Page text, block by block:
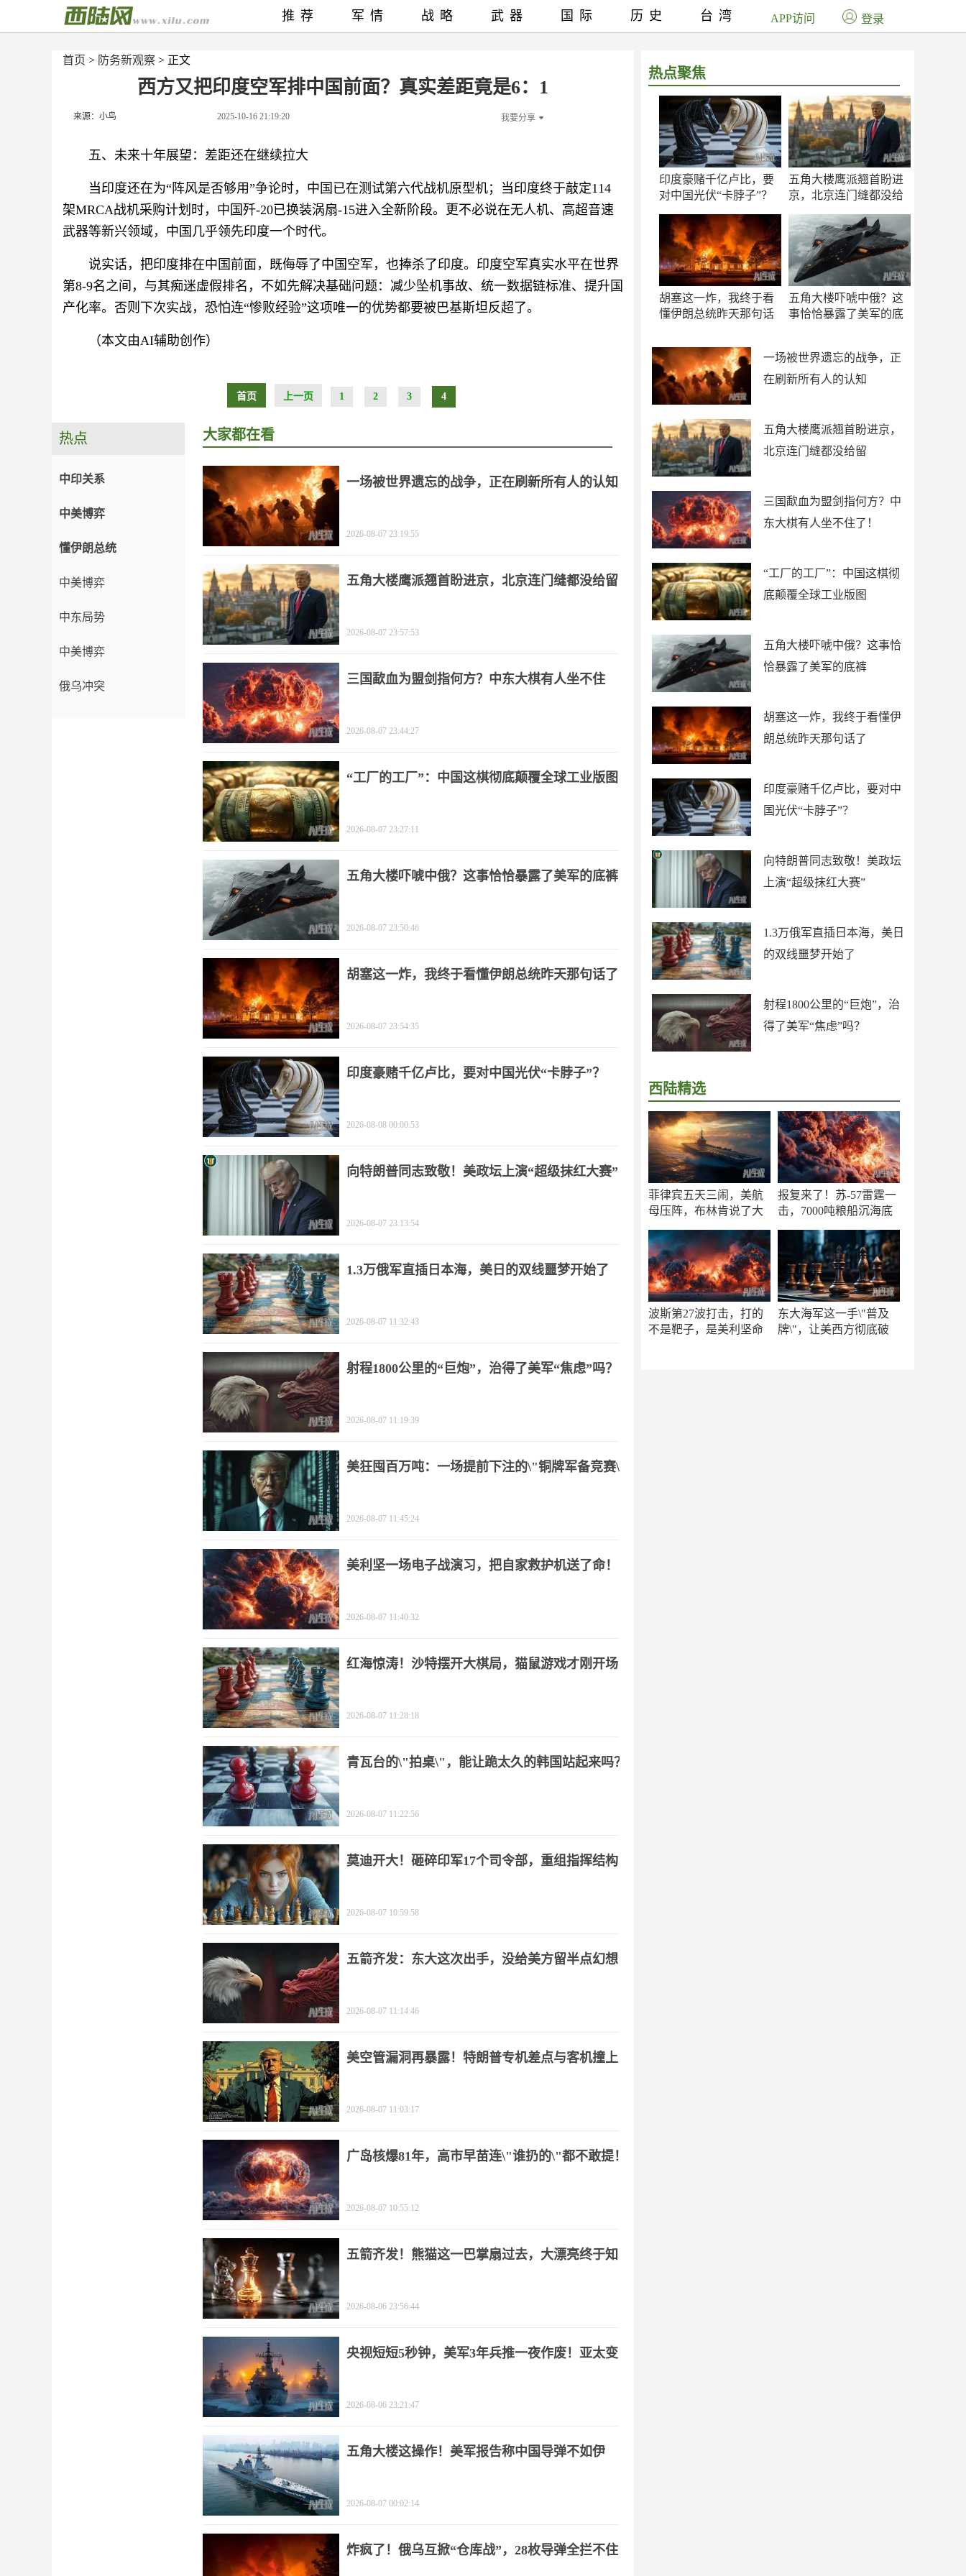
首页 > 防务新观察 > 正文
西方又把印度空军排中国前面？真实差距竟是6：1
来源：小鸟 2025-10-16 21:19:20 我要分享
五、未来十年展望：差距还在继续拉大
当印度还在为“阵风是否够用”争论时，中国已在测试第六代战机原型机；当印度终于敲定114
架MRCA战机采购计划时，中国歼-20已换装涡扇-15进入全新阶段。更不必说在无人机、高超音速
武器等新兴领域，中国几乎领先印度一个时代。
说实话，把印度排在中国前面，既侮辱了中国空军，也捧杀了印度。印度空军真实水平在世界
第8-9名之间，与其痴迷虚假排名，不如先解决基础问题：减少坠机事故、统一数据链标准、提升国
产化率。否则下次实战，恐怕连“惨败经验”这项唯一的优势都要被巴基斯坦反超了。
（本文由AI辅助创作）
首页 上一页 1 2 3 4
热点聚焦
印度豪赌千亿卢比，要
对中国光伏“卡脖子”？
五角大楼鹰派翘首盼进
京，北京连门缝都没给
胡塞这一炸，我终于看
懂伊朗总统昨天那句话
五角大楼吓唬中俄？这
事恰恰暴露了美军的底
一场被世界遗忘的战争，正
在刷新所有人的认知
五角大楼鹰派翘首盼进京，
北京连门缝都没给留
三国歃血为盟剑指何方？中
东大棋有人坐不住了！
“工厂的工厂”：中国这棋彻
底颠覆全球工业版图
五角大楼吓唬中俄？这事恰
恰暴露了美军的底裤
胡塞这一炸，我终于看懂伊
朗总统昨天那句话了
印度豪赌千亿卢比，要对中
国光伏“卡脖子”？
向特朗普同志致敬！美政坛
上演“超级抹红大赛”
1.3万俄军直插日本海，美日
的双线噩梦开始了
射程1800公里的“巨炮”，治
得了美军“焦虑”吗？
西陆精选
菲律宾五天三闹，美航
母压阵，布林肯说了大
报复来了！苏-57雷霆一
击，7000吨粮船沉海底
波斯第27波打击，打的
不是靶子，是美利坚命
东大海军这一手\"普及
牌\"，让美西方彻底破
推荐 军情 战略 武器 国际 历史 台湾 APP访问 登录
热点
中印关系
中美博弈
懂伊朗总统
中美博弈
中东局势
中美博弈
俄乌冲突
大家都在看
一场被世界遗忘的战争，正在刷新所有人的认知
2026-08-07 23:19:55
五角大楼鹰派翘首盼进京，北京连门缝都没给留
2026-08-07 23:57:53
三国歃血为盟剑指何方？中东大棋有人坐不住
2026-08-07 23:44:27
“工厂的工厂”：中国这棋彻底颠覆全球工业版图
2026-08-07 23:27:11
五角大楼吓唬中俄？这事恰恰暴露了美军的底裤
2026-08-07 23:50:46
胡塞这一炸，我终于看懂伊朗总统昨天那句话了
2026-08-07 23:54:35
印度豪赌千亿卢比，要对中国光伏“卡脖子”？
2026-08-08 00:00:53
向特朗普同志致敬！美政坛上演“超级抹红大赛”
2026-08-07 23:13:54
1.3万俄军直插日本海，美日的双线噩梦开始了
2026-08-07 11:32:43
射程1800公里的“巨炮”，治得了美军“焦虑”吗？
2026-08-07 11:19:39
美狂囤百万吨：一场提前下注的\"铜牌军备竞赛\"
2026-08-07 11:45:24
美利坚一场电子战演习，把自家救护机送了命！
2026-08-07 11:40:32
红海惊涛！沙特摆开大棋局，猫鼠游戏才刚开场
2026-08-07 11:28:18
青瓦台的\"拍桌\"，能让跪太久的韩国站起来吗？
2026-08-07 11:22:56
莫迪开大！砸碎印军17个司令部，重组指挥结构
2026-08-07 10:59:58
五箭齐发：东大这次出手，没给美方留半点幻想
2026-08-07 11:14:46
美空管漏洞再暴露！特朗普专机差点与客机撞上
2026-08-07 11:03:17
广岛核爆81年，高市早苗连\"谁扔的\"都不敢提！
2026-08-07 10:55:12
五箭齐发！熊猫这一巴掌扇过去，大漂亮终于知
2026-08-06 23:56:44
央视短短5秒钟，美军3年兵推一夜作废！亚太变
2026-08-06 23:21:47
五角大楼这操作！美军报告称中国导弹不如伊
2026-08-07 00:02:14
炸疯了！俄乌互掀“仓库战”，28枚导弹全拦不住